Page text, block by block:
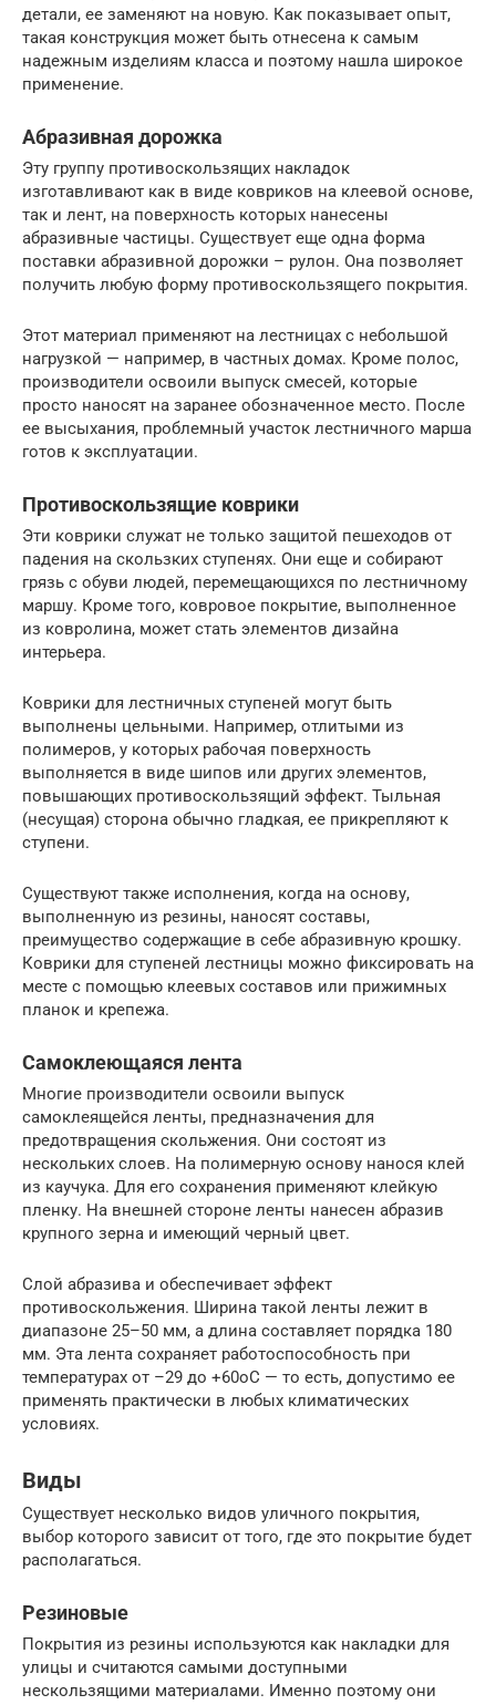
детали, ее заменяют на новую. Как показывает опыт,
такая конструкция может быть отнесена к самым
надежным изделиям класса и поэтому нашла широкое
применение.
Абразивная дорожка
Эту группу противоскользящих накладок
изготавливают как в виде ковриков на клеевой основе,
так и лент, на поверхность которых нанесены
абразивные частицы. Существует еще одна форма
поставки абразивной дорожки – рулон. Она позволяет
получить любую форму противоскользящего покрытия.
Этот материал применяют на лестницах с небольшой
нагрузкой — например, в частных домах. Кроме полос,
производители освоили выпуск смесей, которые
просто наносят на заранее обозначенное место. После
ее высыхания, проблемный участок лестничного марша
готов к эксплуатации.
Противоскользящие коврики
Эти коврики служат не только защитой пешеходов от
падения на скользких ступенях. Они еще и собирают
грязь с обуви людей, перемещающихся по лестничному
маршу. Кроме того, ковровое покрытие, выполненное
из ковролина, может стать элементов дизайна
интерьера.
Коврики для лестничных ступеней могут быть
выполнены цельными. Например, отлитыми из
полимеров, у которых рабочая поверхность
выполняется в виде шипов или других элементов,
повышающих противоскользящий эффект. Тыльная
(несущая) сторона обычно гладкая, ее прикрепляют к
ступени.
Существуют также исполнения, когда на основу,
выполненную из резины, наносят составы,
преимущество содержащие в себе абразивную крошку.
Коврики для ступеней лестницы можно фиксировать на
месте с помощью клеевых составов или прижимных
планок и крепежа.
Самоклеющаяся лента
Многие производители освоили выпуск
самоклеящейся ленты, предназначения для
предотвращения скольжения. Они состоят из
нескольких слоев. На полимерную основу нанося клей
из каучука. Для его сохранения применяют клейкую
пленку. На внешней стороне ленты нанесен абразив
крупного зерна и имеющий черный цвет.
Слой абразива и обеспечивает эффект
противоскольжения. Ширина такой ленты лежит в
диапазоне 25–50 мм, а длина составляет порядка 180
мм. Эта лента сохраняет работоспособность при
температурах от –29 до +60oC — то есть, допустимо ее
применять практически в любых климатических
условиях.
Виды
Существует несколько видов уличного покрытия,
выбор которого зависит от того, где это покрытие будет
располагаться.
Резиновые
Покрытия из резины используются как накладки для
улицы и считаются самыми доступными
нескользящими материалами. Именно поэтому они